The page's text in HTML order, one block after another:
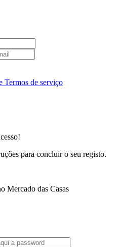
Termos de serviço
para concluir o seu registo.
Mercado das Casas